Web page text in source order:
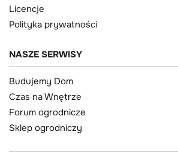
Licencje
Polityka prywatności
NASZE SERWISY
Budujemy Dom
Czas na Wnętrze
Forum ogrodnicze
Sklep ogrodniczy